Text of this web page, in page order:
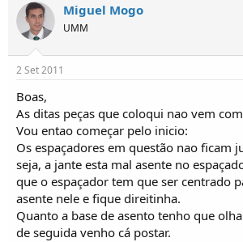
Miguel Mogo
UMM
2 Set 2011
Boas,
As ditas peças que coloqui nao vem
Vou entao começar pelo inicio:
Os espaçadores em questão nao ficam
seja, a jante esta mal asente no
que o espaçador tem que ser centrado
asente nele e fique direitinha.
Quanto a base de asento tenho que
de seguida venho cá postar.